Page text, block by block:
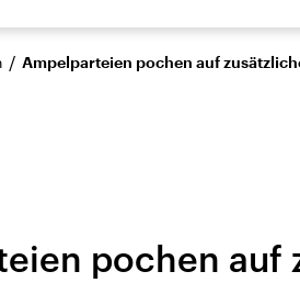
Wissen Kultur
Nahostkonflikt
/ Ampelparteien pochen auf
pochen auf